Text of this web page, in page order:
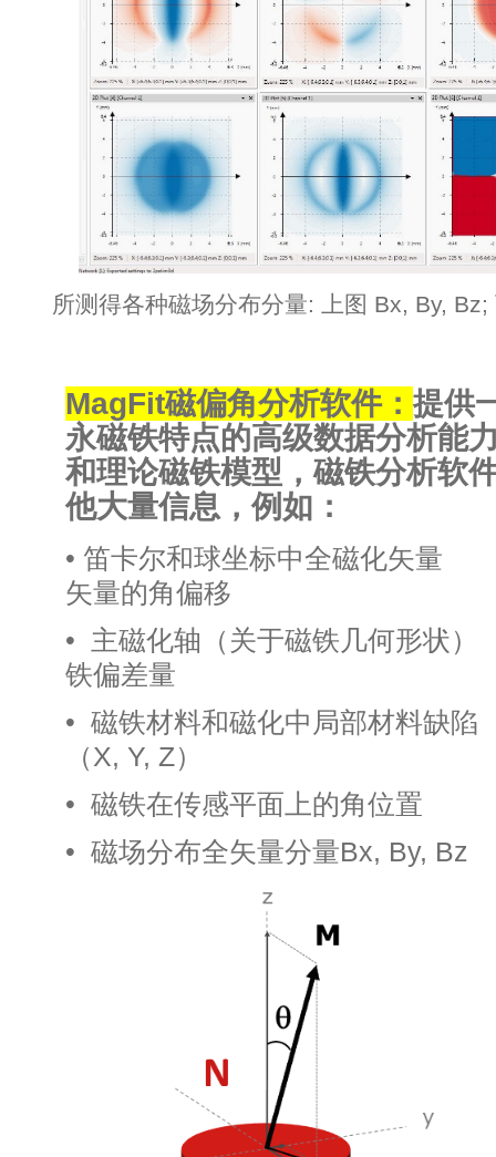
所测得各种磁场分布分量: 上图 Bx, By,
MagFit磁偏角分析软件： 提供
永磁铁特点的高级数据分析能
和理论磁铁模型，磁铁分析软
他大量信息，例如：
• 笛卡尔和球坐标中全磁化
矢量的角偏移
• 主磁化轴（关于磁铁几何
铁偏差量
• 磁铁材料和磁化中局部材
（X, Y, Z）
• 磁铁在传感平面上的角
• 磁场分布全矢量分量Bx,